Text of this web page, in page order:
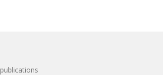
publications